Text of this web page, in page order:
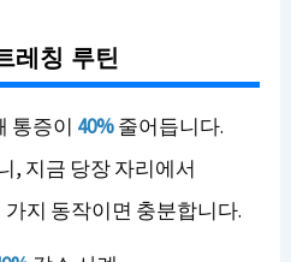
레칭 루틴
통증이 40%줄어듭니다.
, 지금 당장 자리에서
지 동작이면 충분합니다.